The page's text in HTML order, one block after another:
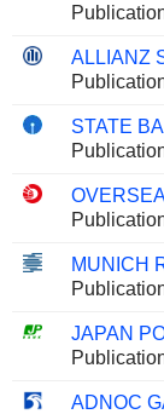
ALLIANZ
STATE
MUNICH
JAPAN
ADNOC